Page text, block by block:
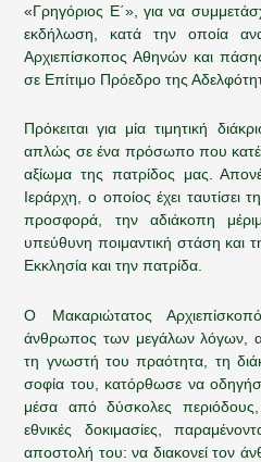
«Γρηγόριος Ε΄», για να
εκδήλωση, κατά την οποία
Αρχιεπίσκοπος Αθηνών και
σε Επίτιμο Πρόεδρο της
Πρόκειται για μία τιμητική
απλώς σε ένα πρόσωπο που
αξίωμα της πατρίδος μας.
Ιεράρχη, ο οποίος έχει ταυτίσει
προσφορά, την αδιάκοπη
υπεύθυνη ποιμαντική στάση και
Εκκλησία και την πατρίδα.
Ο Μακαριώτατος
άνθρωπος των μεγάλων λόγων,
τη γνωστή του πραότητα, τη
σοφία του, κατόρθωσε να
μέσα από δύσκολες περιόδους,
εθνικές δοκιμασίες,
αποστολή του: να διακονεί τον